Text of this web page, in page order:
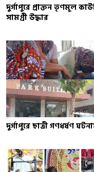
দুর্গাপুরে প্রাক্তন তৃণমূল
সামগ্রী উদ্ধার
দুর্গাপুরে ছাত্রী গণধর্ষণ